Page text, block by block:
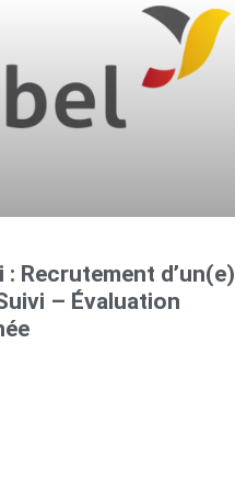
: Recrutement d’un(e)
– Évaluation